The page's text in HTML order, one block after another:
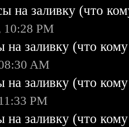
на заливку (что
10:28 PM
на заливку (что
AM
на заливку (что
PM
на заливку (что